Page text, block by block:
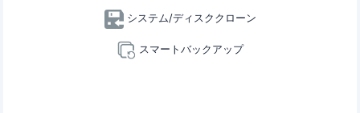
システム/ディスククローン
スマートバックアップ